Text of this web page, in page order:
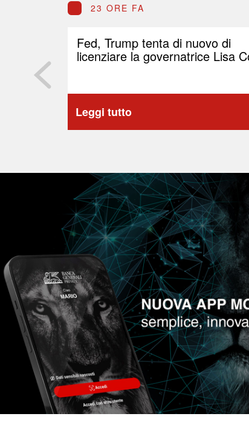
23 ORE FA
Fed, Trump tenta di nuovo di
licenziare la governatrice Lisa
Leggi tutto